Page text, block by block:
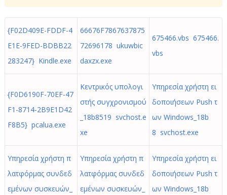
{F02D409E-FDDF-4
E1E-9FED-BDBB22
283247} Kindle.exe
66676F7867637875
72696178 ukuwbic
daxzx.exe
675466.vbs 675466.
vbs
{F0D6190F-70EF-47
F1-8714-2B9E1D42
F8B5} pcalua.exe
Κεντρικός υπολογι
στής συγχρονισμού
_18b8519 svchost.e
xe
Υπηρεσία χρήστη ει
δοποιήσεων Push τ
ων Windows_18b
8 svchost.exe
Υπηρεσία χρήστη π
λατφόρμας συνδεδ
εμένων συσκευών_
Υπηρεσία χρήστη π
λατφόρμας συνδεδ
εμένων συσκευών_
Υπηρεσία χρήστη ει
δοποιήσεων Push τ
ων Windows_18b